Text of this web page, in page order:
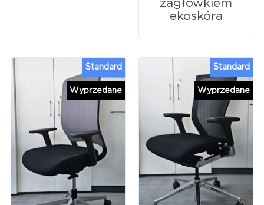
zagłówkiem
ekoskóra
Wyprzedane
Standard
Wyprzedane
Standard